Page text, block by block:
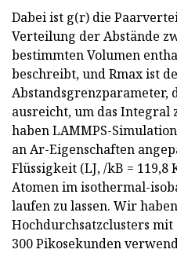
Dabei ist g(r) die
Verteilung der Abstände
bestimmten Volumen
beschreibt, und Rmax ist
Abstandsgrenzparameter,
ausreicht, um das
haben LAMMPS-
an Ar-Eigenschaften
Flüssigkeit (LJ, /kB = 119,8
Atomen im isothermal-
laufen zu lassen. Wir
Hochdurchsatzclusters
300 Pikosekunden